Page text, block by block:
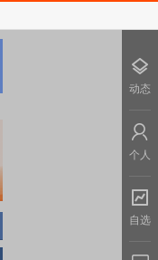
动态
个人
自选